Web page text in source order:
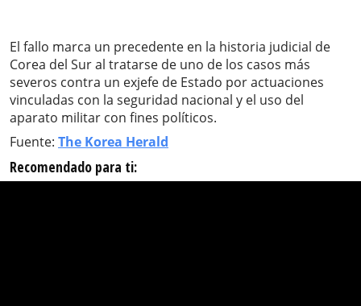
El fallo marca un precedente en la historia judicial de
Corea del Sur al tratarse de uno de los casos más
severos contra un exjefe de Estado por actuaciones
vinculadas con la seguridad nacional y el uso del
aparato militar con fines políticos.
Fuente: The Korea Herald
Recomendado para ti: